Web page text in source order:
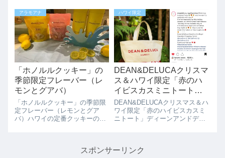
が海外ツアーの期間限定タイム
セール開始しています。JAL海
外ダイナミックパッケージで
は、8月7日（水）までの”期間限
定”で...
買収したのは、衝撃的なニュー
スでしたが、その後、なんと
Whole Foodsでは商品の値下げ
が起きているんですって。ホー
ルフー...
アラモアナ
「ホノルルクッキー」の
季節限定フレーバー（レ
モンとグアバ）
「ホノルルクッキー」の季節限
定フレーバー（レモンとグア
バ）ハワイの定番クッキーのホ
ホワイト・チョコレートをつき
ハワイ限定
DEAN&DELUCAクリスマ
ス＆ハワイ限定「赤のハ
イビスカスミニトート」2
日限定400個
DEAN&DELUCAクリスマス＆ハ
ワイ限定「赤のハイビスカスミ
ニトート」ディーンアンドデル
火）とクリスマス（12/25水）限
スポンサーリンク